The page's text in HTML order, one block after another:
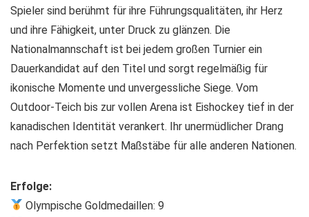
Spieler sind berühmt für ihre Führungsqualitäten, ihr Herz
und ihre Fähigkeit, unter Druck zu glänzen. Die
Nationalmannschaft ist bei jedem großen Turnier ein
Dauerkandidat auf den Titel und sorgt regelmäßig für
ikonische Momente und unvergessliche Siege. Vom
Outdoor-Teich bis zur vollen Arena ist Eishockey tief in der
kanadischen Identität verankert. Ihr unermüdlicher Drang
nach Perfektion setzt Maßstäbe für alle anderen Nationen.
Erfolge:
Olympische Goldmedaillen: 9